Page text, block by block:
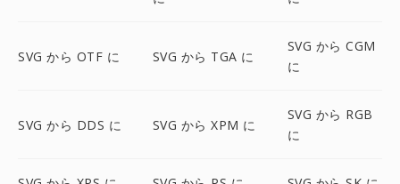
SVG から OTF に SVG から TGA に
SVG から CGM
に
SVG から DDS に SVG から XPM に
SVG から RGB
に